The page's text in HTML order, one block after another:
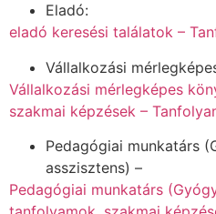
Eladó:
eladó keresési találatok –
Vállalkozási
Vállalkozási mérlegképes
szakmai képzések –
Pedagógiai munkatárs
asszisztens) –
Pedagógiai munkatárs